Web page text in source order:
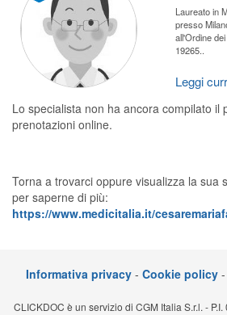
Milano (MI)
CERCA
Prenota una visita
Ricerca specialisti
Consulti online
Prenotazioni online
Planner e rubrica in
Teleconsulto
Laureato in
presso
all'Ordine
19265..
Leggi
Lo specialista non ha ancora compilato il
prenotazioni online.
Torna a trovarci oppure visualizza la sua
per saperne di più:
https://www.medicitalia.it/
Informativa privacy - Cookie policy -
CLICKDOC è un servizio di CGM Italia S.r.l. -